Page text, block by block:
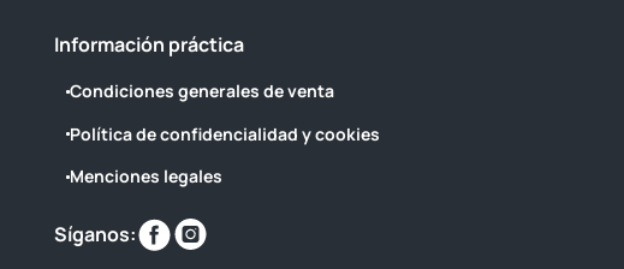
Información práctica
Condiciones generales de venta
Política de confidencialidad y cookies
Menciones legales
Síganos:
Encuéntranos
en